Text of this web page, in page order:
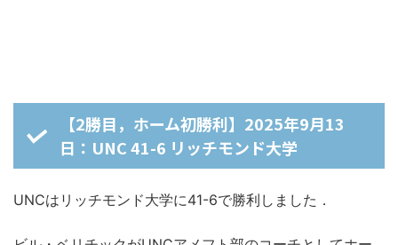
【2勝目，ホーム初勝利】2025年9月13
日：UNC 41-6 リッチモンド大学
UNCはリッチモンド大学に41-6で勝利しました．